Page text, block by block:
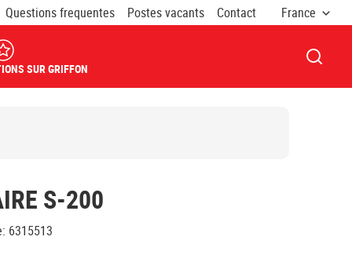
Questions frequentes Postes vacants Contact France
SUR GRIFFON
S-200
: 6315513